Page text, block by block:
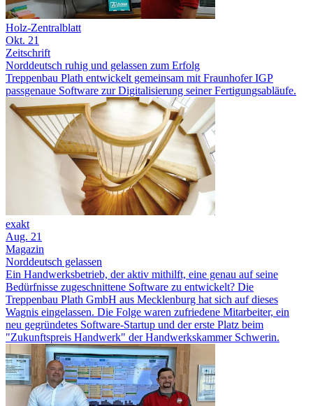
Holz-Zentralblatt
Okt. 21
Zeitschrift
Norddeutsch ruhig und gelassen zum Erfolg
Treppenbau Plath entwickelt gemeinsam mit Fraunhofer IGP
passgenaue Software zur Digitalisierung seiner Fertigungsabläufe.
exakt
Aug. 21
Magazin
Norddeutsch gelassen
Ein Handwerksbetrieb, der aktiv mithilft, eine genau auf seine
Bedürfnisse zugeschnittene Software zu entwickelt? Die
Treppenbau Plath GmbH aus Mecklenburg hat sich auf dieses
Wagnis eingelassen. Die Folge waren zufriedene Mitarbeiter, ein
neu gegründetes Software-Startup und der erste Platz beim
"Zukunftspreis Handwerk" der Handwerkskammer Schwerin.